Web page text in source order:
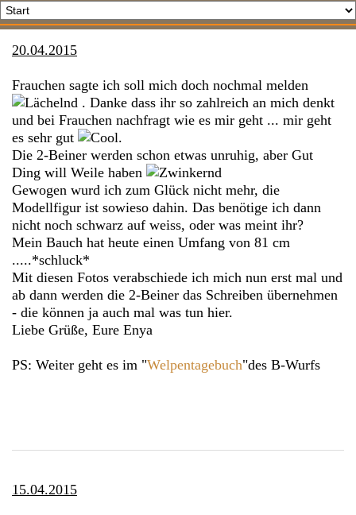
20.04.2015
Frauchen sagte ich soll mich doch nochmal melden
. Danke dass ihr so zahlreich an mich denkt
und bei Frauchen nachfragt wie es mir geht ... mir geht
es sehr gut
.
Die 2-Beiner werden schon etwas unruhig, aber Gut
Ding will Weile haben
Gewogen wurd ich zum Glück nicht mehr, die
Modellfigur ist sowieso dahin. Das benötige ich dann
nicht noch schwarz auf weiss, oder was meint ihr?
Mein Bauch hat heute einen Umfang von 81 cm
.....*schluck*
Mit diesen Fotos verabschiede ich mich nun erst mal und
ab dann werden die 2-Beiner das Schreiben übernehmen
- die können ja auch mal was tun hier.
Liebe Grüße, Eure Enya
PS: Weiter geht es im "Welpentagebuch"des B-Wurfs
15.04.2015